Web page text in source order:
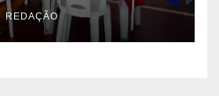
REDAÇÃO